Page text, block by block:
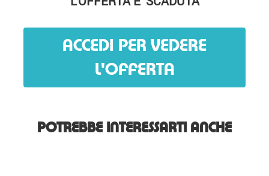
ACCEDI PER VEDERE
L'OFFERTA
POTREBBE INTERESSARTI ANCHE